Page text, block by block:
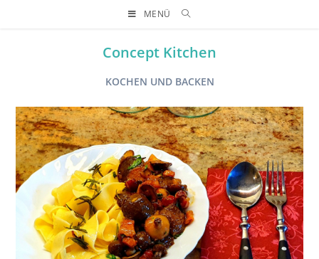
MENÜ
Concept Kitchen
KOCHEN UND BACKEN